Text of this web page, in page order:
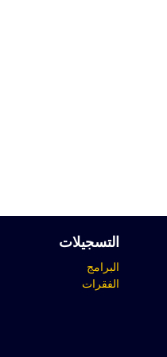
التسجيلات
البرامج
الفقرات